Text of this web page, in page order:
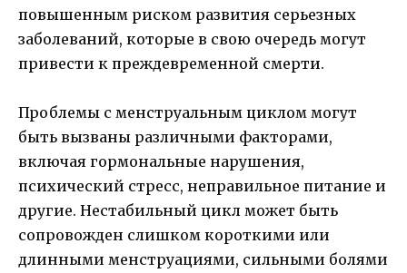
повышенным риском развития серьезных
заболеваний, которые в свою очередь могут
привести к преждевременной смерти.
Проблемы с менструальным циклом могут
быть вызваны различными факторами,
включая гормональные нарушения,
психический стресс, неправильное питание и
другие. Нестабильный цикл может быть
сопровожден слишком короткими или
длинными менструациями, сильными болями